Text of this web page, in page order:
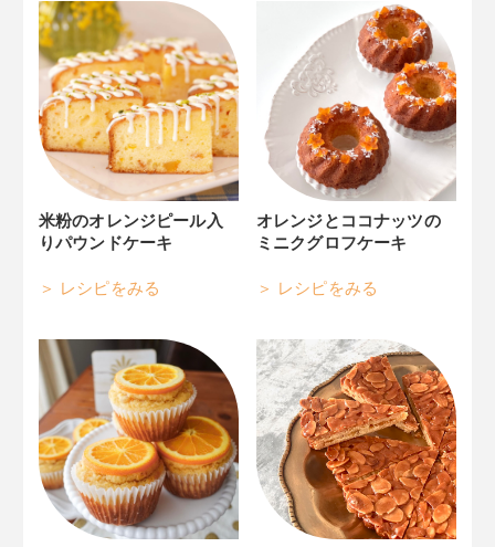
米粉のオレンジピール入
りパウンドケーキ
レシピをみる
オレンジとココナッツの
ミニクグロフケーキ
レシピをみる